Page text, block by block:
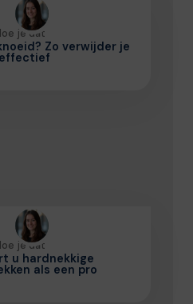
je dat
Zo verwijder je
je dat
u hardnekkige
als een pro